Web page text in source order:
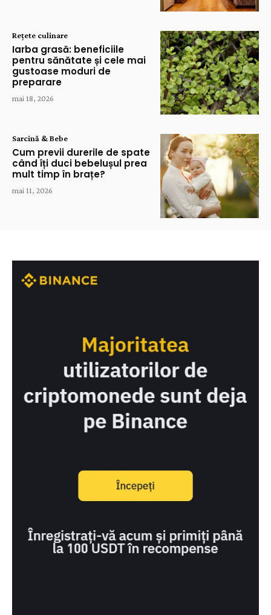
Rețete culinare
Iarba grasă: beneficiile
pentru sănătate și cele mai
gustoase moduri de
preparare
mai 18, 2026
Sarcină & Bebe
Cum previi durerile de spate
când îți duci bebelușul prea
mult timp în brațe?
mai 11, 2026